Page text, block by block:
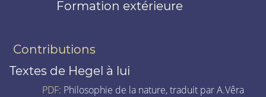
Formation extérieure
Contributions
Textes de Hegel à lui
PDF: Philosophie de la nature, traduit par A.Vêra